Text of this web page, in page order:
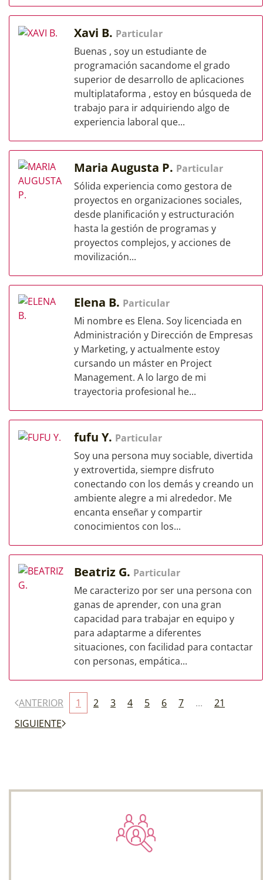
Xavi B. Particular
Buenas , soy un estudiante de
programación sacandome el grado
superior de desarrollo de aplicaciones
multiplataforma , estoy en búsqueda de
trabajo para ir adquiriendo algo de
experiencia laboral que...
Maria Augusta P. Particular
Sólida experiencia como gestora de
proyectos en organizaciones sociales,
desde planificación y estructuración
hasta la gestión de programas y
proyectos complejos, y acciones de
movilización...
Elena B. Particular
Mi nombre es Elena. Soy licenciada en
Administración y Dirección de Empresas
y Marketing, y actualmente estoy
cursando un máster en Project
Management. A lo largo de mi
trayectoria profesional he...
fufu Y. Particular
Soy una persona muy sociable, divertida
y extrovertida, siempre disfruto
conectando con los demás y creando un
ambiente alegre a mi alrededor. Me
encanta enseñar y compartir
conocimientos con los...
Beatriz G. Particular
Me caracterizo por ser una persona con
ganas de aprender, con una gran
capacidad para trabajar en equipo y
para adaptarme a diferentes
situaciones, con facilidad para contactar
con personas, empática...
ANTERIOR 1 2 3 4 5 6 7 ...
21
SIGUIENTE